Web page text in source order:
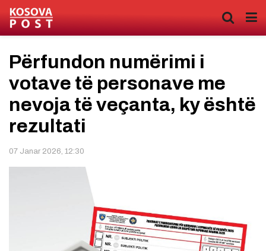
Përfundon numërimi i
votave të personave me
nevoja të veçanta, ky është
rezultati
07 Janar 2026, 12:30